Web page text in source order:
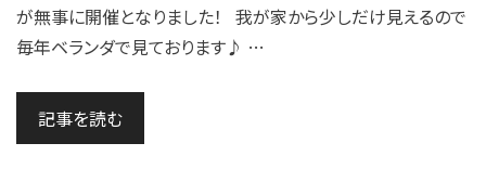
が無事に開催となりました！ 我が家から少しだけ見えるので
毎年ベランダで見ております♪ …
記事を読む